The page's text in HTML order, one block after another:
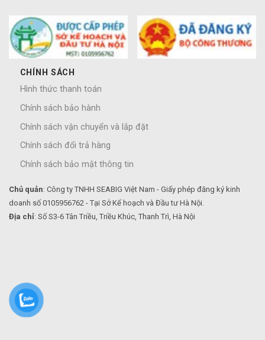
CHÍNH SÁCH
Hình thức thanh toán
Chính sách bảo hành
Chính sách vận chuyển và lắp đặt
Chính sách đổi trả hàng
Chính sách bảo mật thông tin
Chủ quản: Công ty TNHH SEABIG Việt Nam - Giấy phép đăng ký kinh
doanh số 0105956762 - Tại Sở Kế hoạch và Đầu tư Hà Nội.
Địa chỉ: Số S3-6 Tân Triều, Triều Khúc, Thanh Trì, Hà Nội